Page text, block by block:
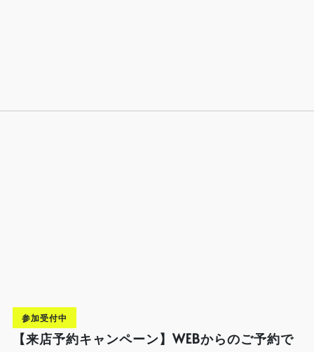
参加受付中
【来店予約キャンペーン】WEBからのご予約で